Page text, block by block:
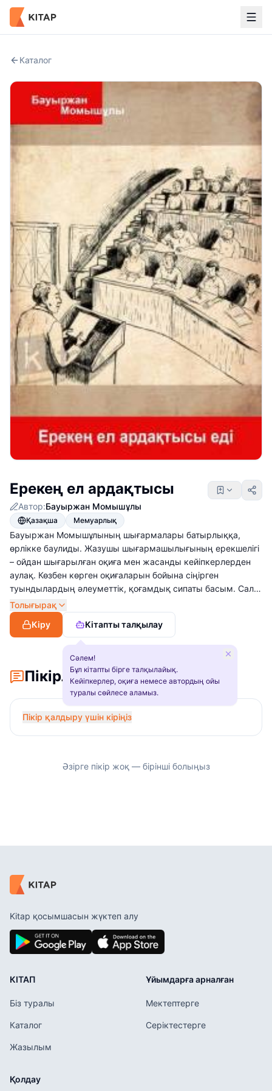
Каталог
Ерекең ел ардақтысы
Автор:Бауыржан Момышұлы
Қазақша Мемуарлық
Бауыржан Момышұлының шығармалары батырлыққа,
өрлікке баулиды. Жазушы шығармашылығының ерекшелігі
– ойдан шығарылған оқиға мен жасанды кейіпкерлерден
аулақ. Көзбен көрген оқиғаларын бойына сіңірген
туындылардың әлеуметтік, қоғамдық сипаты басым. Салт-
дәстүрін ұлықтап, соның негізінде түйген ойларын ұрпақ
санасында жаңғыртуға еңбектенеді. Ұлттық қадір-
қасиетімізді ұлықтаудың болашақ үшін қаншалықты
Толығырақ
Кіру
Кітапты талқылау
Сәлем!
Бұл кітапты бірге талқылайық.
Кейіпкерлер, оқиға немесе автордың ойы
туралы сөйлесе аламыз.
Пікірлер
Пікір қалдыру үшін кіріңіз
Әзірге пікір жоқ — бірінші болыңыз
Kitap қосымшасын жүктеп алу
КІТАП
Біз туралы
Каталог
Жазылым
Ұйымдарға арналған
Мектептерге
Серіктестерге
Қолдау